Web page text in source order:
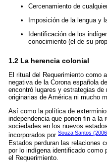
Cercenamiento de
Imposición de la lengua y
Identificación de los
conocimiento (el de su
1.2 La herencia colonial
El ritual del Requerimiento como
negativa de la Corona española
encontró lugares y estrategias
originarias de América ni mucho
Así como la política de
independencia que ponen fin a
sociedades en los nuevos
incorporados por Souza Santos (2006
Estados perduran las relaciones
por lo indígena identificado como
el Requerimiento.